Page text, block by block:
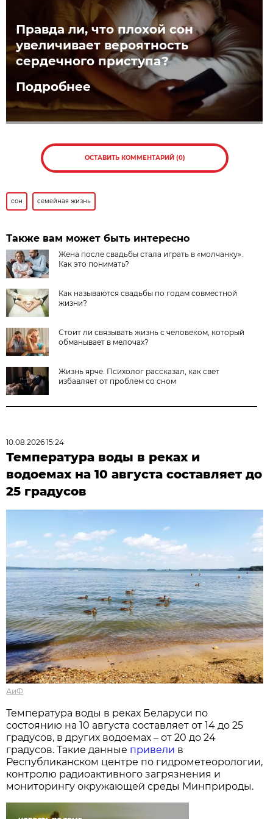
Правда ли, что плохой сон
увеличивает вероятность
сердечного приступа?
Подробнее
ОСТАВИТЬ КОММЕНТАРИЙ (0)
сон семейная жизнь
Также вам может быть интересно
Жена после свадьбы стала играть в «молчанку».
Как это понимать?
Как называются свадьбы по годам совместной
жизни?
Стоит ли связывать жизнь с человеком, который
обманывает в мелочах?
Жизнь ярче. Психолог рассказал, как свет
избавляет от проблем со сном
10.08.2026 15:24
Температура воды в реках и
водоемах на 10 августа составляет до
25 градусов
АиФ
Температура воды в реках Беларуси по
состоянию на 10 августа составляет от 14 до 25
градусов, в других водоемах – от 20 до 24
градусов. Такие данные привели в
Республиканском центре по гидрометеорологии,
контролю радиоактивного загрязнения и
мониторингу окружающей среды Минприроды.